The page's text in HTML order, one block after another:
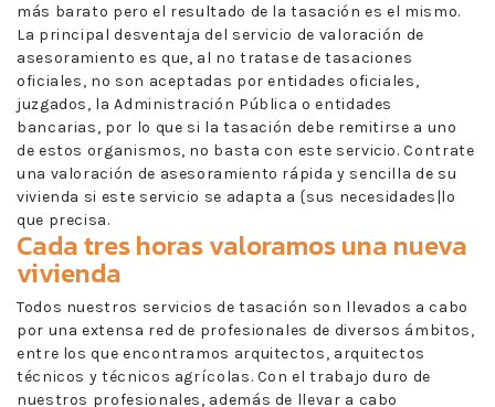
más barato pero el resultado de la tasación es el mismo.
La principal desventaja del servicio de valoración de
asesoramiento es que, al no tratase de tasaciones
oficiales, no son aceptadas por entidades oficiales,
juzgados, la Administración Pública o entidades
bancarias, por lo que si la tasación debe remitirse a uno
de estos organismos, no basta con este servicio. Contrate
una valoración de asesoramiento rápida y sencilla de su
vivienda si este servicio se adapta a {sus necesidades|lo
que precisa.
Cada tres horas valoramos una nueva
vivienda
Todos nuestros servicios de tasación son llevados a cabo
por una extensa red de profesionales de diversos ámbitos,
entre los que encontramos arquitectos, arquitectos
técnicos y técnicos agrícolas. Con el trabajo duro de
nuestros profesionales, además de llevar a cabo